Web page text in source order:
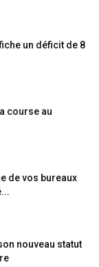
un déficit de 8
course au
de vos bureaux
nouveau statut